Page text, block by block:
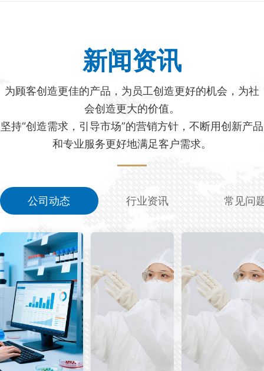
新闻资讯
为顾客创造更佳的产品，为员工创造更好的机会，为社
会创造更大的价值。
坚持“创造需求，引导市场”的营销方针，不断用创新产品
和专业服务更好地满足客户需求。
公司动态 行业资讯 常见问